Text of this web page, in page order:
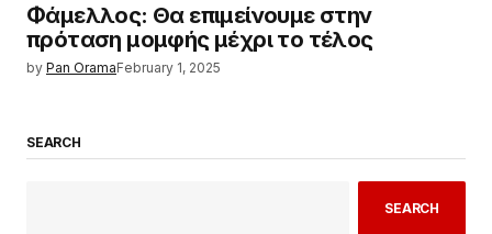
Φάμελλος: Θα επιμείνουμε στην
πρόταση μομφής μέχρι το τέλος
by Pan OramaFebruary 1, 2025
SEARCH
SEARCH